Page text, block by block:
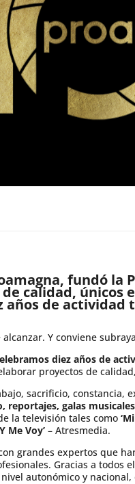
fundó
calidad, únicos
de actividad
Y conviene
diez años de
proyectos de
sacrificio, constancia,
galas
la televisión tales como
Me Voy’– Atresmedia.
grandes expertos que
Gracias a todos
autonómico y